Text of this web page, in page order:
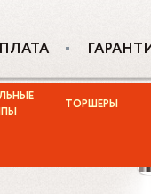
ТОРШЕРЫ